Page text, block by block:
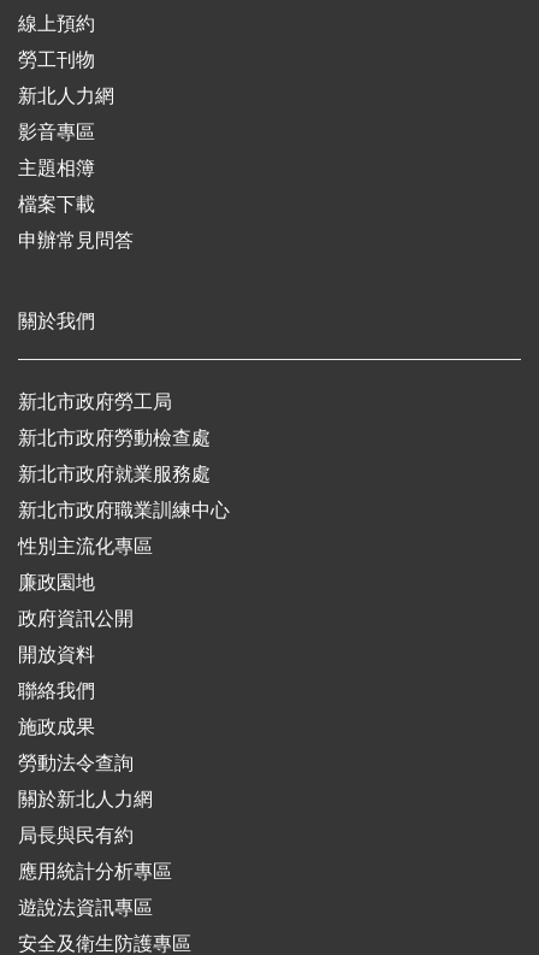
線上預約
勞工刊物
新北人力網
影音專區
主題相簿
檔案下載
申辦常見問答
關於我們
新北市政府勞工局
新北市政府勞動檢查處
新北市政府就業服務處
新北市政府職業訓練中心
性別主流化專區
廉政園地
政府資訊公開
開放資料
聯絡我們
施政成果
勞動法令查詢
關於新北人力網
局長與民有約
應用統計分析專區
遊說法資訊專區
安全及衛生防護專區